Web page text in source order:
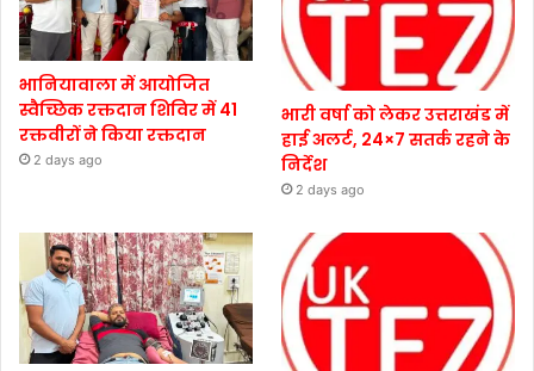
भानियावाला में आयोजित
स्वैच्छिक रक्तदान शिविर में 41
रक्तवीरों ने किया रक्तदान
2 days ago
भारी वर्षा को लेकर उत्तराखंड में
हाई अलर्ट, 24×7 सतर्क रहने के
निर्देश
2 days ago